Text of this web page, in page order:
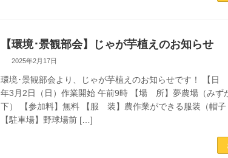
【環境･景観部会】じゃが芋植えのお知らせ
2025年2月17日
環境･景観部会より、じゃが芋植えのお知らせです！ 【日
年3月2日（日）作業開始 午前9時 【場 所】夢農場（みず
下） 【参加料】無料 【服 装】農作業ができる服装（帽子
【駐車場】野球場前 […]